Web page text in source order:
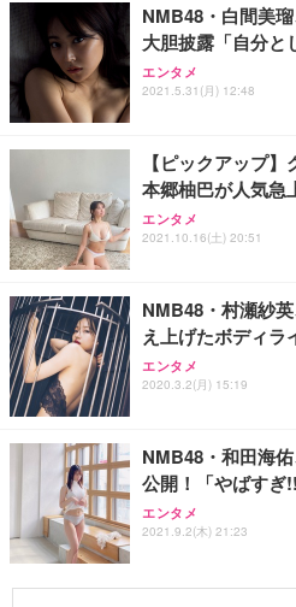
NMB48・白間美
大胆披露「自分と
エンタメ
2021.5.31(月) 12:48
【ピックアップ
本郷柚巴が人気急
エンタメ
2021.10.16(土) 20:51
NMB48・村瀬紗
え上げたボディラ
エンタメ
2020.3.2(月) 15:19
NMB48・和田海
公開！「やばすぎ
エンタメ
2021.9.2(木) 21:23